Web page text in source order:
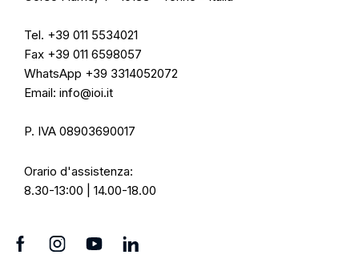
Tel. +39 011 5534021
Fax +39 011 6598057
WhatsApp +39 3314052072
Email: info@ioi.it
P. IVA 08903690017
Orario d'assistenza:
8.30-13:00 | 14.00-18.00